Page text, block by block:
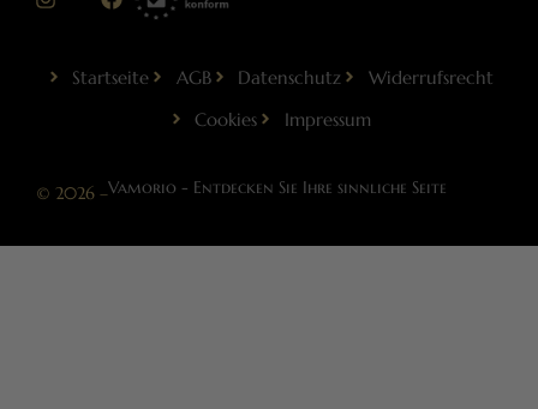
Startseite AGB Datenschutz
Widerrufsrecht
Cookies
Impressum
© 2026 –Vamorio - Entdecken Sie Ihre sinnliche Seite